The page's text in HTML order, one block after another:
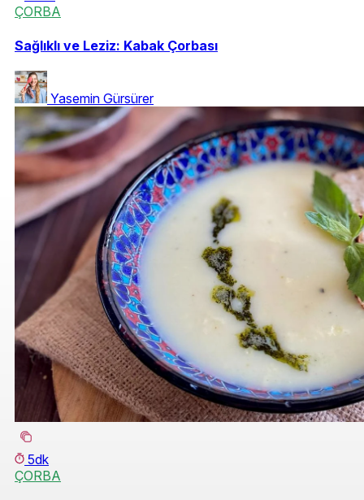
ÇORBA
Sağlıklı ve Leziz: Kabak Çorbası
Yasemin Gürsürer
5dk
ÇORBA